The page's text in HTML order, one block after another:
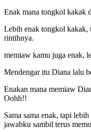
Enak mana tongkol kakak
Lebih enak tongkol kakak,
rintihnya.
memiaw kamu juga enak,
Mendengar itu Diana lalu
Enakan mana memiaw
Oohh!!
Sama sama enak, tapi
jawabku sambil terus